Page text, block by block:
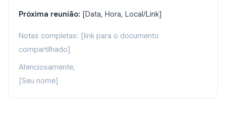
Próxima reunião: [Data, Hora, Local/Link]
Notas completas: [link para o documento
compartilhado]
Atenciosamente,
[Seu nome]